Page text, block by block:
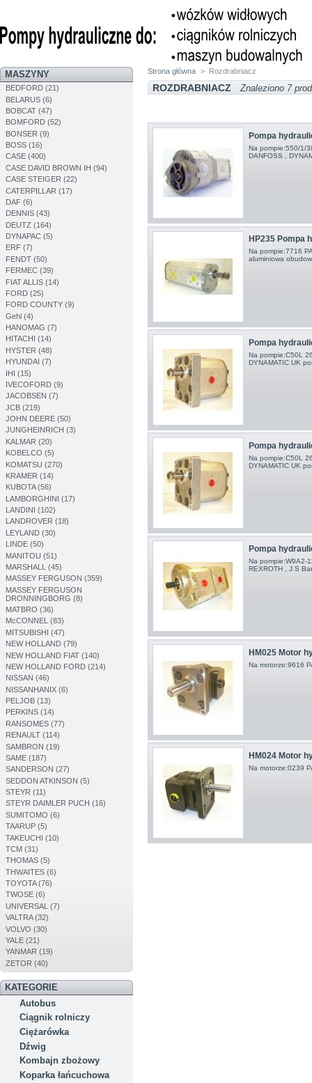
MASZYNY
BEDFORD (21)
BELARUS (6)
BOBCAT (47)
BOMFORD (52)
BONSER (9)
BOSS (16)
CASE (400)
CASE DAVID BROWN IH (94)
CASE STEIGER (22)
CATERPILLAR (17)
DAF (6)
DENNIS (43)
DEUTZ (164)
DYNAPAC (5)
ERF (7)
FENDT (50)
FERMEC (39)
FIAT ALLIS (14)
FORD (25)
FORD COUNTY (9)
Gehl (4)
HANOMAG (7)
HITACHI (14)
HYSTER (48)
HYUNDAI (7)
IHI (15)
IVECOFORD (9)
JACOBSEN (7)
JCB (219)
JOHN DEERE (50)
JUNGHEINRICH (3)
KALMAR (20)
KOBELCO (5)
KOMATSU (270)
KRAMER (14)
KUBOTA (56)
LAMBORGHINI (17)
LANDINI (102)
LANDROVER (18)
LEYLAND (30)
LINDE (50)
MANITOU (51)
MARSHALL (45)
MASSEY FERGUSON (359)
MASSEY FERGUSON
DRONNINGBORG (8)
MATBRO (36)
McCONNEL (83)
MITSUBISHI (47)
NEW HOLLAND (79)
NEW HOLLAND FIAT (140)
NEW HOLLAND FORD (214)
NISSAN (46)
NISSANHANIX (6)
PELJOB (13)
PERKINS (14)
RANSOMES (77)
RENAULT (114)
SAMBRON (19)
SAME (187)
SANDERSON (27)
SEDDON ATKINSON (5)
STEYR (11)
STEYR DAIMLER PUCH (16)
SUMITOMO (6)
TAARUP (5)
TAKEUCHI (10)
TCM (31)
THOMAS (5)
THWAITES (6)
TOYOTA (76)
TWOSE (6)
UNIVERSAL (7)
VALTRA (32)
VOLVO (30)
YALE (21)
YANMAR (19)
ZETOR (40)
KATEGORIE
Autobus
Ciągnik rolniczy
Ciężarówka
Dźwig
Kombajn zbożowy
Koparka łańcuchowa
Strona główna > Rozdrabniacz
ROZDRABNIACZ Znaleziono 7
Pompa
Na pompie:550/1/
DANFOSS ,
HP235 Pompa
Na pompie:7716
aluminiowa
Pompa
Na pompie:C50L
DYNAMATIC UK
Pompa
Na pompie:C50L
DYNAMATIC UK
Pompa
Na pompie:W9A2-
REXROTH , J S
HM025 Motor
Na motorze:9616
HM024 Motor
Na motorze:0239